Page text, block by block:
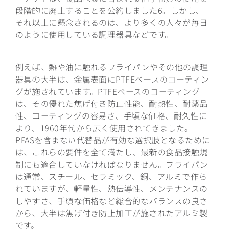
段階的に廃止することを公約しました6。しかし、
それ以上に懸念されるのは、より多くの人々が毎日
のように使用している調理器具などです。
例えば、熱や油に触れるフライパンやその他の調理
器具の大半は、金属表面にPTFEベースのコーティン
グが施されています。PTFEベースのコーティング
は、その優れた焦げ付き防止性能、耐熱性、耐薬品
性、コーティングの容易さ、手頃な価格、耐久性に
より、1960年代から広く使用されてきました。
PFASを含まない代替品が有効な選択肢となるために
は、これらの要件を全て満たし、最新の食品接触規
制にも適合していなければなりません。フライパン
は通常、スチール、セラミック、銅、アルミで作ら
れていますが、軽量性、熱伝導性、メンテナンスの
しやすさ、手頃な価格など総合的なバランスの良さ
から、大半は焦げ付き防止加工が施されたアルミ製
です。